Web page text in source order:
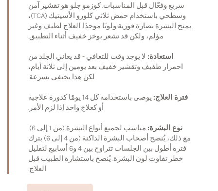
سريع وفعّال قبل المناسبات. كوزمو جلو هو تقشير آمن
وسطحي باستخدام حمض ثلاثي كلورو الأسيتيك (TCA)،
يمنح البشرة نضارة فورية ولونًا موحدًا. العلاج لطيف وغير
مؤلم، ولكن قد تشعر بوخز خفيف أثناء التطبيق.
استعادة: لا يوجد وقت للتعافي - قد يعاني الجلد من
احمرار طفيف وتقشير خفيف بعد يومين إلى ثلاثة أيام،
لكن هذا يختفي بسرعة.
فترة العلاج:
يوصى باستخدامه كل 14 يومًا كدورة علاجية
أو كعلاج واحد إذا لزم الأمر.
نوع البشرة:
مناسب لجميع أنواع البشرة (من 1 إلى 6).
مع ذلك، يُنصح أصحاب البشرة الداكنة (من 4 إلى 6) بترك
فترة أطول بين الجلسات تتراوح بين 4 و6 أسابيع لتقليل
خطر تفاوت لون البشرة. يُنصح باستشارة الطبيب قبل
العلاج.